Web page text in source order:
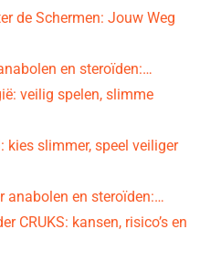
de Schermen: Jouw Weg
en steroïden:…
veilig spelen, slimme
kies slimmer, speel veiliger
anabolen en steroïden:…
CRUKS: kansen, risico’s en